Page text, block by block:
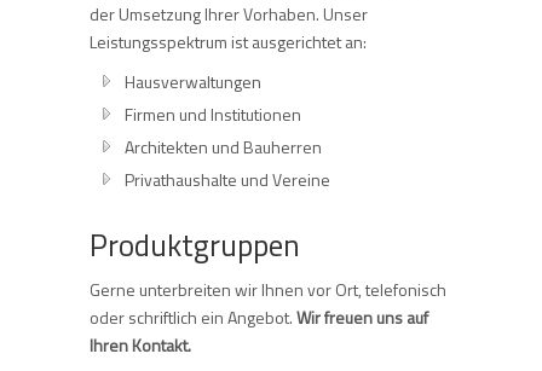
der Umsetzung Ihrer Vorhaben. Unser
Leistungsspektrum ist ausgerichtet an:
Hausverwaltungen
Firmen und Institutionen
Architekten und Bauherren
Privathaushalte und Vereine
Produktgruppen
Gerne unterbreiten wir Ihnen vor Ort, telefonisch
oder schriftlich ein Angebot.Wir freuen uns auf
Ihren Kontakt.